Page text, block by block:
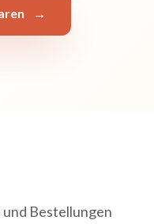
→
Bestellungen